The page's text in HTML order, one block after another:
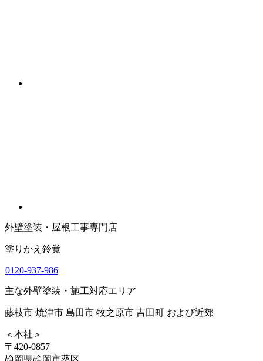
外壁塗装・屋根工事専門店
塗りかえ鈴覚
0120-937-986
主な外壁塗装・施工対応エリア
藤枝市 焼津市 島田市 牧之原市 吉田町 および近郊
＜本社＞
〒420-0857
静岡県静岡市葵区